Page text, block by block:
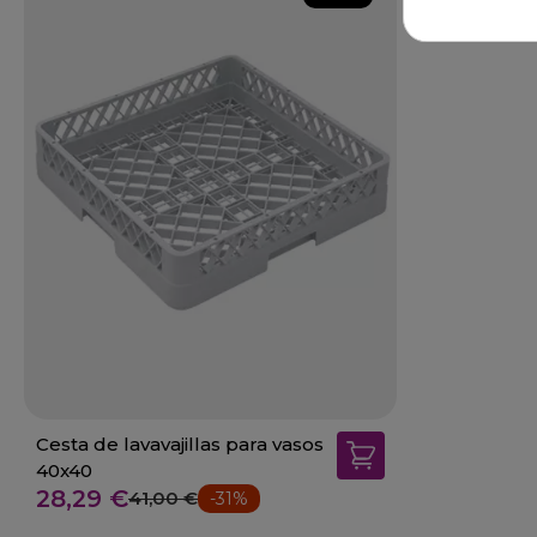
Cesta de lavavajillas para vasos
40x40
28,29 €41,00 € -31%